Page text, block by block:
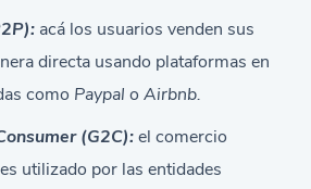
acá los usuarios venden sus
directa usando plataformas en
como Paypal oAirbnb.
(G2C):el comercio
utilizado por las entidades